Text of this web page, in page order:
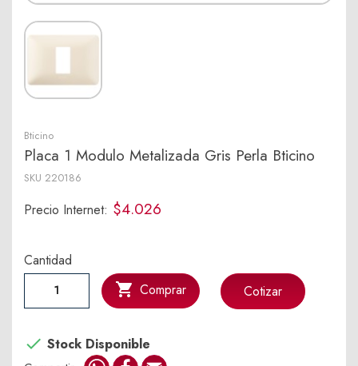
Bticino
Placa 1 Modulo Metalizada Gris Perla Bticino
SKU 220186
Precio Internet: $4.026
Cantidad
 Comprar
 Stock Disponible
Cotizar
WhatsApp
Facebook